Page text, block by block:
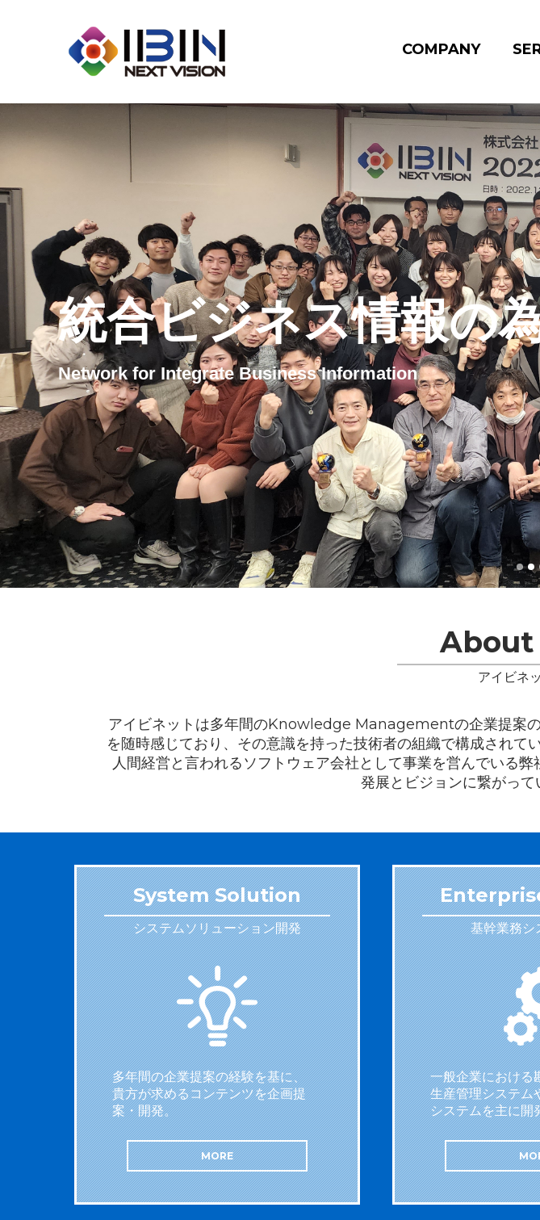
COMPANY
統合ビジネス情報の
Network for Integrate Business Information
About
アイビネ
アイビネットは多年間のKnowledge Managementの企業提案
を随時感じており、その意識を持った技術者の組織で構成されて
人間経営と言われるソフトウェア会社として事業を営んでいる
発展とビジョンに繋がって
System Solution
システムソリューション開発
多年間の企業提案の経験を基に、
貴方が求めるコンテンツを企画提
案・開発。
MORE
基幹業務シ
一般企業における
生産管理システム
システムを主に開